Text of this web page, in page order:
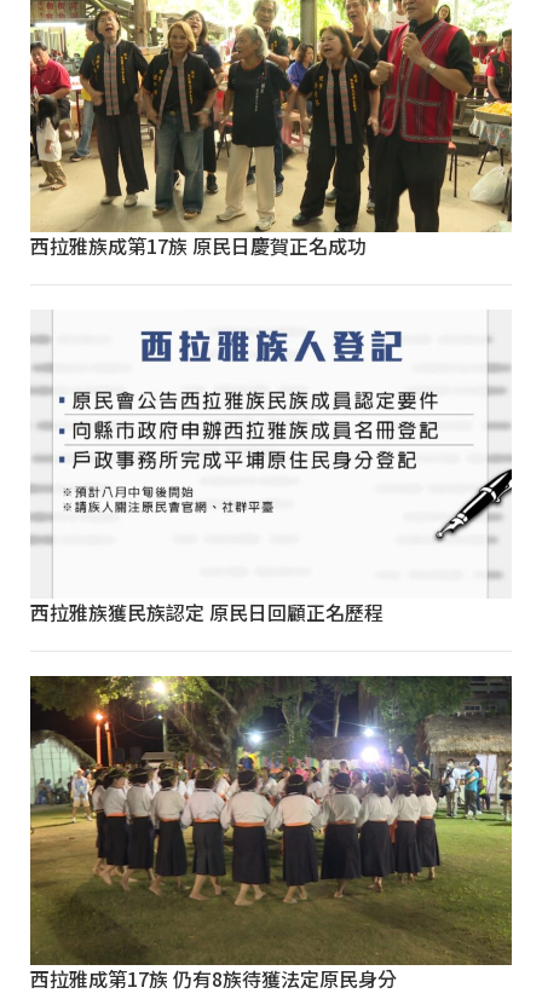
西拉雅族成第17族 原民日慶賀正名成功
西拉雅族獲民族認定 原民日回顧正名歷程
西拉雅成第17族 仍有8族待獲法定原民身分